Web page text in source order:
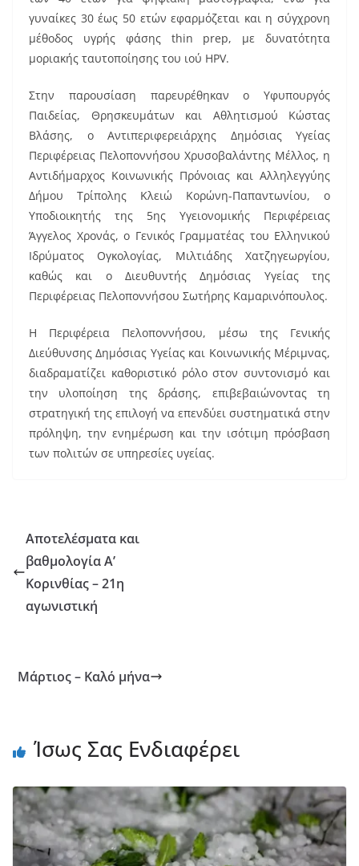
γυναίκες 30 έως 50 ετών εφαρμόζεται και η σύγχρονη
μέθοδος υγρής φάσης thin prep, με δυνατότητα
μοριακής ταυτοποίησης του ιού HPV.
Στην παρουσίαση παρευρέθηκαν ο Υφυπουργός
Παιδείας, Θρησκευμάτων και Αθλητισμού Κώστας
Βλάσης, ο Αντιπεριφερειάρχης Δημόσιας Υγείας
Περιφέρειας Πελοποννήσου Χρυσοβαλάντης Μέλλος, η
Αντιδήμαρχος Κοινωνικής Πρόνοιας και Αλληλεγγύης
Δήμου Τρίπολης Κλειώ Κορώνη-Παπαντωνίου, ο
Υποδιοικητής της 5ης Υγειονομικής Περιφέρειας
Άγγελος Χρονάς, ο Γενικός Γραμματέας του Ελληνικού
Ιδρύματος Ογκολογίας, Μιλτιάδης Χατζηγεωργίου,
καθώς και ο Διευθυντής Δημόσιας Υγείας της
Περιφέρειας Πελοποννήσου Σωτήρης Καμαρινόπουλος.
Η Περιφέρεια Πελοποννήσου, μέσω της Γενικής
Διεύθυνσης Δημόσιας Υγείας και Κοινωνικής Μέριμνας,
διαδραματίζει καθοριστικό ρόλο στον συντονισμό και
την υλοποίηση της δράσης, επιβεβαιώνοντας τη
στρατηγική της επιλογή να επενδύει συστηματικά στην
πρόληψη, την ενημέρωση και την ισότιμη πρόσβαση
των πολιτών σε υπηρεσίες υγείας.
Αποτελέσματα και
βαθμολογία Α’
Κορινθίας – 21η
αγωνιστική
Μάρτιος – Καλό μήνα
Ίσως Σας Ενδιαφέρει